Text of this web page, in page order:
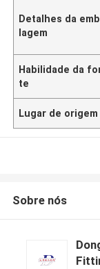
Detalhes da
lagem
Habilidade da
te
Lugar de origem
Sobre nós